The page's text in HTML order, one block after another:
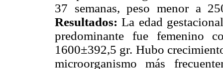
37 semanas, peso menor a
Resultados:La edad
predominante fue femenino
1600±392,5 gr. Hubo
microorganismo más